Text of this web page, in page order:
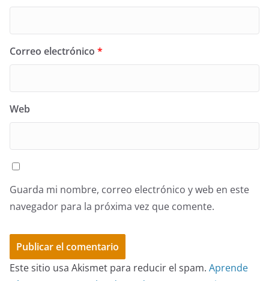
Correo electrónico *
Web
Guarda mi nombre, correo electrónico y web en este
navegador para la próxima vez que comente.
Este sitio usa Akismet para reducir el spam. Aprende